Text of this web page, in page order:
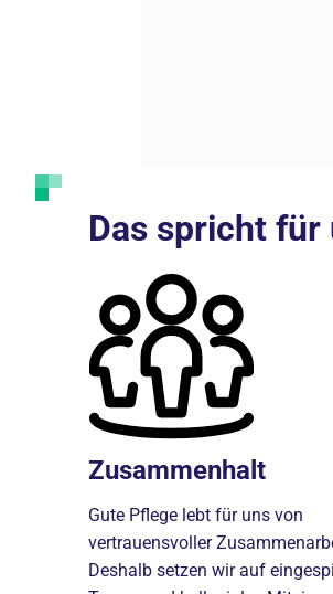
Das spricht für
Zusammenhalt
Gute Pflege lebt für uns von
vertrauensvoller
Deshalb setzen wir auf